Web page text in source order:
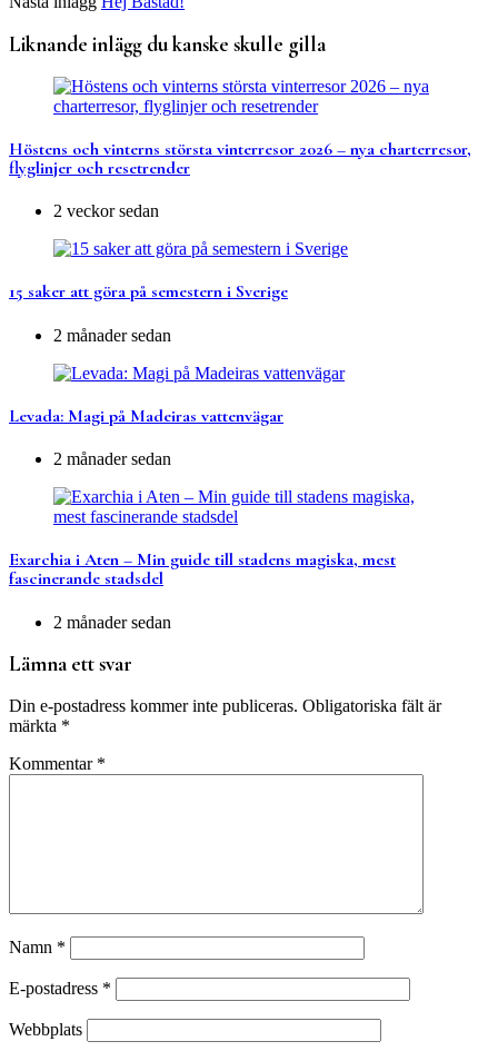
Liknande inlägg du kanske skulle gilla
Höstens och vinterns största vinterresor 2026 – nya charterresor,
flyglinjer och resetrender
2 veckor sedan
15 saker att göra på semestern i Sverige
2 månader sedan
Levada: Magi på Madeiras vattenvägar
2 månader sedan
Exarchia i Aten – Min guide till stadens magiska, mest
fascinerande stadsdel
2 månader sedan
Lämna ett svar
Din e-postadress kommer inte publiceras. Obligatoriska fält är
märkta *
Kommentar *
Namn *
E-postadress *
Webbplats